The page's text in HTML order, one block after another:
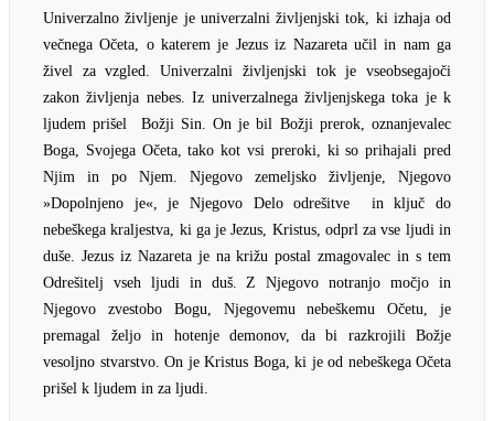
Univerzalno življenje je univerzalni življenjski tok, ki izhaja od
večnega Očeta, o katerem je Jezus iz Nazareta učil in nam ga
živel za vzgled. Univerzalni življenjski tok je vseobsegajoči
zakon življenja nebes. Iz univerzalnega življenjskega toka je k
ljudem prišel Božji Sin. On je bil Božji prerok, oznanjevalec
Boga, Svojega Očeta, tako kot vsi preroki, ki so prihajali pred
Njim in po Njem. Njegovo zemeljsko življenje, Njegovo
»Dopolnjeno je«, je Njegovo Delo odrešitve in ključ do
nebeškega kraljestva, ki ga je Jezus, Kristus, odprl za vse ljudi in
duše. Jezus iz Nazareta je na križu postal zmagovalec in s tem
Odrešitelj vseh ljudi in duš. Z Njegovo notranjo močjo in
Njegovo zvestobo Bogu, Njegovemu nebeškemu Očetu, je
premagal željo in hotenje demonov, da bi razkrojili Božje
vesoljno stvarstvo. On je Kristus Boga, ki je od nebeškega Očeta
prišel k ljudem in za ljudi.